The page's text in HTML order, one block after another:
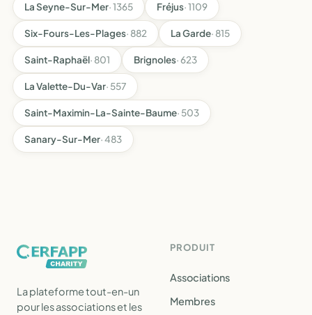
La Seyne-Sur-Mer· 1365 Fréjus· 1109
Six-Fours-Les-Plages· 882 La Garde· 815
Saint-Raphaël· 801 Brignoles· 623
La Valette-Du-Var· 557
Saint-Maximin-La-Sainte-Baume· 503
Sanary-Sur-Mer· 483
La plateforme tout-en-un
pour les associations et les
PRODUIT
Associations
Membres